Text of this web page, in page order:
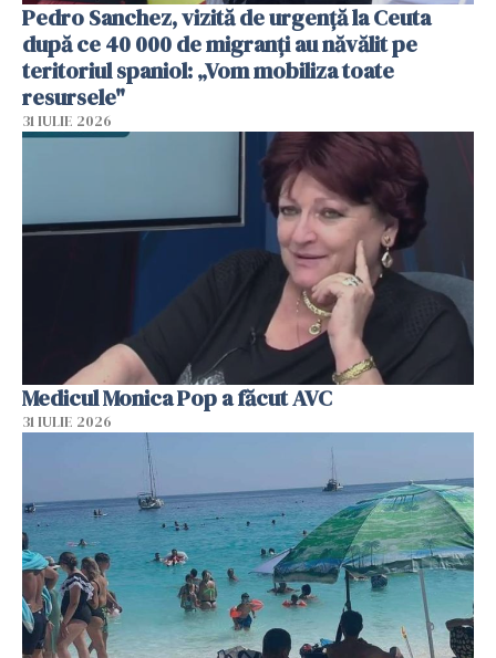
Pedro Sanchez, vizită de urgență la Ceuta
după ce 40 000 de migranți au năvălit pe
teritoriul spaniol: „Vom mobiliza toate
resursele"
31 IULIE 2026
Medicul Monica Pop a făcut AVC
31 IULIE 2026